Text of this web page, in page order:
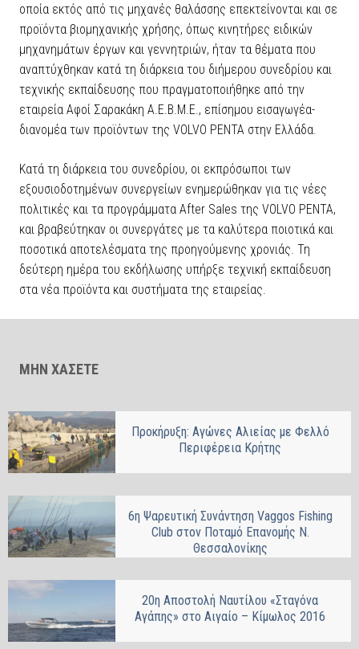
οποία εκτός από τις μηχανές θαλάσσης επεκτείνονται και σε
προϊόντα βιομηχανικής χρήσης, όπως κινητήρες ειδικών
μηχανημάτων έργων και γεννητριών, ήταν τα θέματα που
αναπτύχθηκαν κατά τη διάρκεια του διήμερου συνεδρίου και
τεχνικής εκπαίδευσης που πραγματοποιήθηκε από την
εταιρεία Αφοί Σαρακάκη Α.Ε.Β.Μ.Ε., επίσημου εισαγωγέα-
διανομέα των προϊόντων της VOLVO PENTA στην Ελλάδα.
Κατά τη διάρκεια του συνεδρίου, οι εκπρόσωποι των
εξουσιοδοτημένων συνεργείων ενημερώθηκαν για τις νέες
πολιτικές και τα προγράμματα After Sales της VOLVO PENTA,
και βραβεύτηκαν οι συνεργάτες με τα καλύτερα ποιοτικά και
ποσοτικά αποτελέσματα της προηγούμενης χρονιάς. Τη
δεύτερη ημέρα του εκδήλωσης υπήρξε τεχνική εκπαίδευση
στα νέα προϊόντα και συστήματα της εταιρείας.
ΜΗΝ ΧΑΣΕΤΕ
Προκήρυξη: Αγώνες Αλιείας με Φελλό
Περιφέρεια Κρήτης
6η Ψαρευτική Συνάντηση Vaggos Fishing
Club στον Ποταμό Επανομής Ν.
Θεσσαλονίκης
20η Αποστολή Ναυτίλου «Σταγόνα
Αγάπης» στο Αιγαίο – Κίμωλος 2016